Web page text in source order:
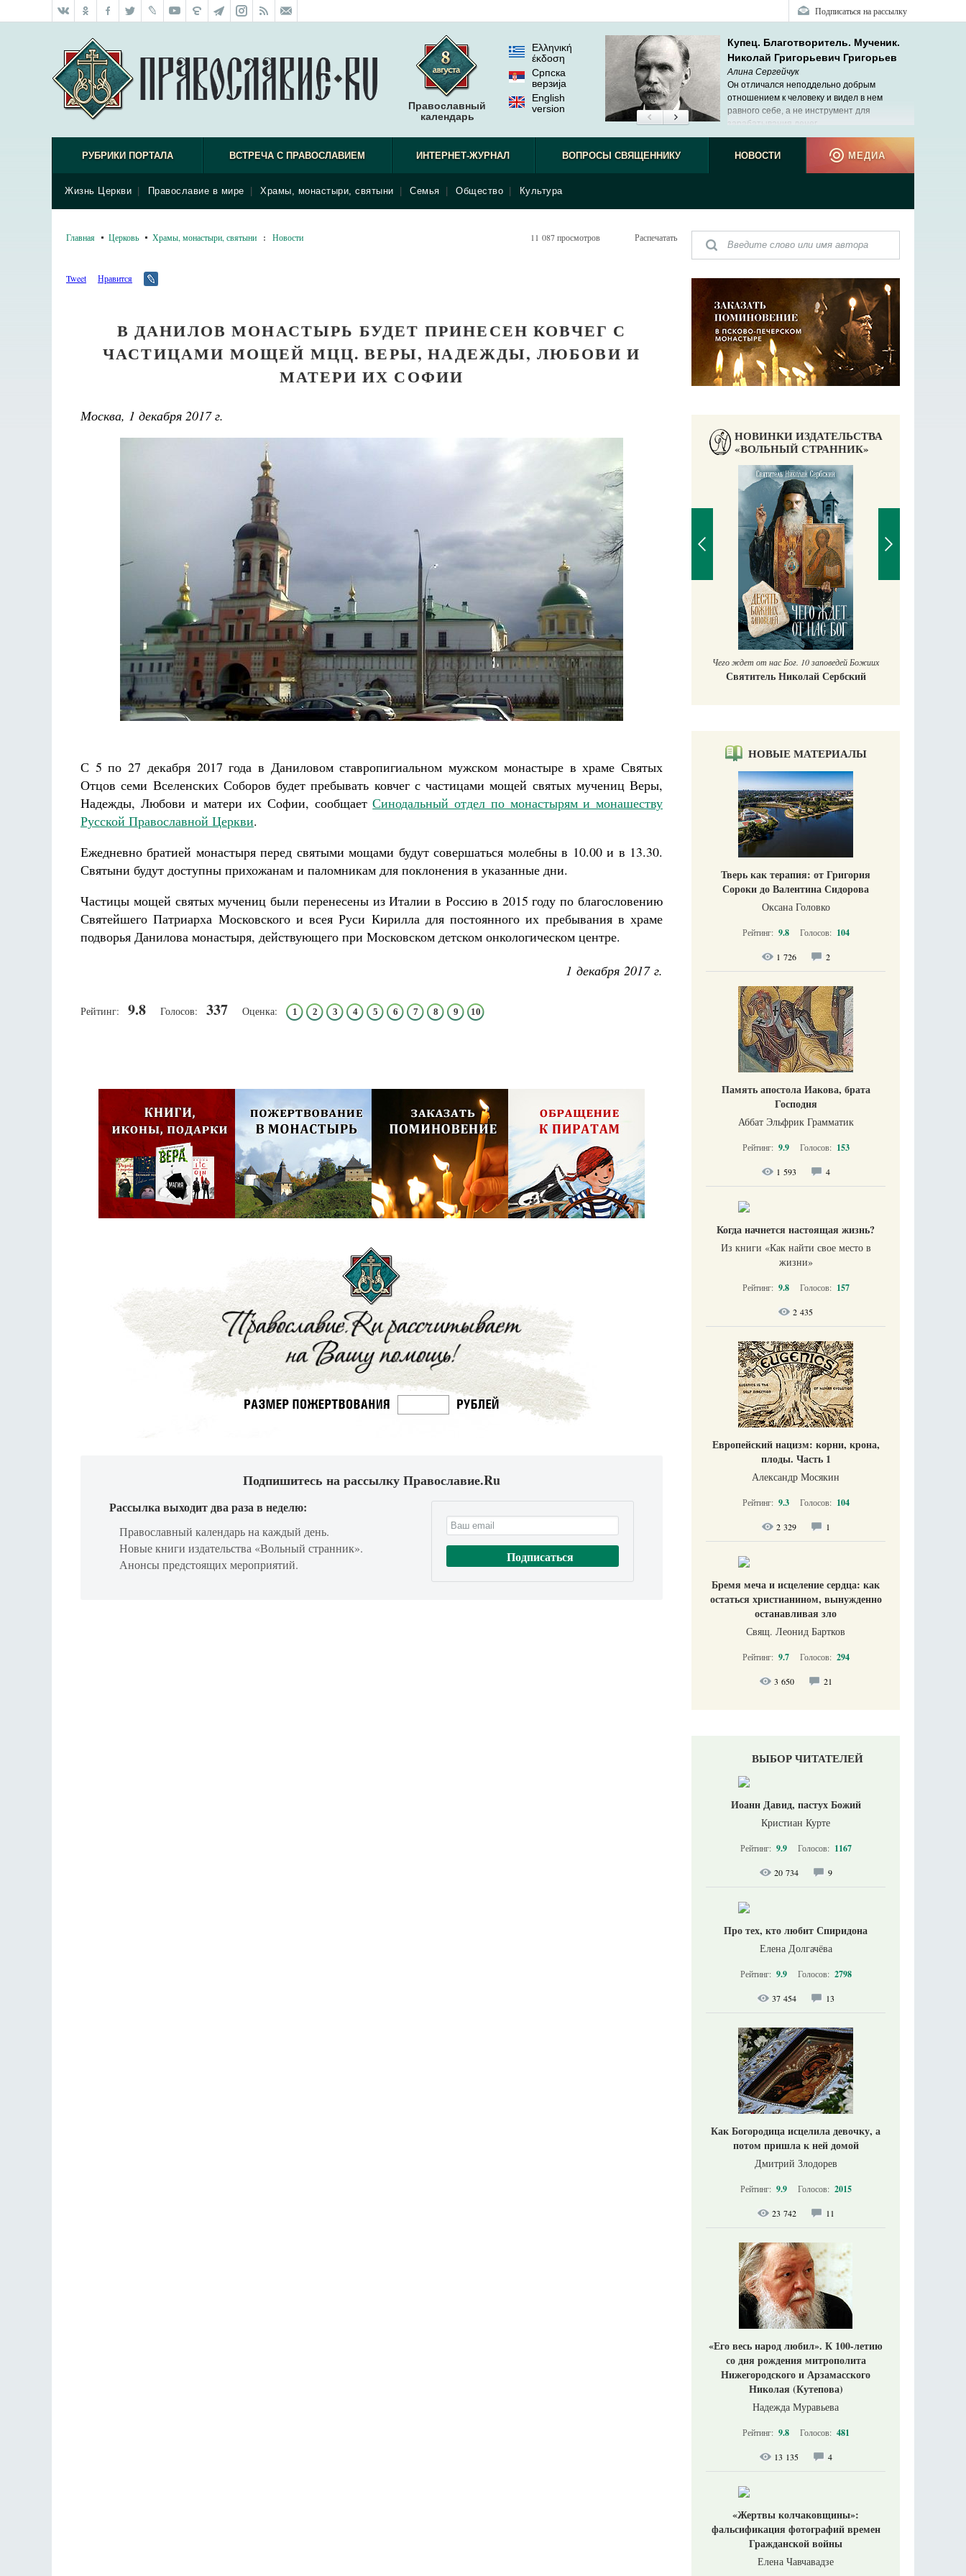
Подписаться на рассылку
Православный
календарь
Ελληνική
έκδοση
Српска
верзиjа
English
version
Купец. Благотворитель. Мученик.
Николай Григорьевич Григорьев
Алина Сергейчук
Он отличался неподдельно добрым
отношением к человеку и видел в нем
равного себе, а не инструмент для
зарабатывания денег.
РУБРИКИ ПОРТАЛА ВСТРЕЧА С ПРАВОСЛАВИЕМ ИНТЕРНЕТ-ЖУРНАЛ ВОПРОСЫ СВЯЩЕННИКУ НОВОСТИ
Жизнь Церкви Православие в мире Храмы, монастыри, святыни Семья Общество Культура
МЕДИА
Главная Церковь Храмы, монастыри, святыни : Новости 11 087 просмотров Распечатать
Tweet Нравится
В ДАНИЛОВ МОНАСТЫРЬ БУДЕТ ПРИНЕСЕН КОВЧЕГ С
ЧАСТИЦАМИ МОЩЕЙ МЦЦ. ВЕРЫ, НАДЕЖДЫ, ЛЮБОВИ И
МАТЕРИ ИХ СОФИИ
Москва, 1 декабря 2017 г.
С 5 по 27 декабря 2017 года в Даниловом ставропигиальном мужском монастыре в храме Святых
Отцов семи Вселенских Соборов будет пребывать ковчег с частицами мощей святых мучениц Веры,
Надежды, Любови и матери их Софии, сообщаетСинодальный отдел по монастырям и монашеству
Русской Православной Церкви.
Ежедневно братией монастыря перед святыми мощами будут совершаться молебны в 10.00 и в 13.30.
Святыни будут доступны прихожанам и паломникам для поклонения в указанные дни.
Частицы мощей святых мучениц были перенесены из Италии в Россию в 2015 году по благословению
Святейшего Патриарха Московского и всея Руси Кирилла для постоянного их пребывания в храме
подворья Данилова монастыря, действующего при Московском детском онкологическом центре.
1 декабря 2017 г.
Рейтинг: 9.8 Голосов: 337 Оценка: 1 2 3 4 5 6 7 8 9 10
Подпишитесь на рассылку Православие.Ru
Рассылка выходит два раза в неделю:
Православный календарь на каждый день.
Новые книги издательства «Вольный странник».
Анонсы предстоящих мероприятий.
НОВИНКИ ИЗДАТЕЛЬСТВА
«ВОЛЬНЫЙ СТРАННИК»
Разлуки не будет
Фредерика де Грааф Как найти своё место в жизни
Кирилл Мурышев
Великомученик Георгий Победоносец. Научись у
святого
Роман Котов Чего ждет от нас Бог. 10 заповедей Божиих
Святитель Николай Сербский
НОВЫЕ МАТЕРИАЛЫ
Тверь как терапия: от Григория
Сороки до Валентина Сидорова
Оксана Головко
Рейтинг: 9.8 Голосов: 104
1 726 2
Память апостола Иакова, брата
Господня
Аббат Эльфрик Грамматик
Рейтинг: 9.9 Голосов: 153
1 593 4
Когда начнется настоящая жизнь?
Из книги «Как найти свое место в
жизни​»
Рейтинг: 9.8 Голосов: 157
2 435
Европейский нацизм: корни, крона,
плоды. Часть 1
Александр Мосякин
Рейтинг: 9.3 Голосов: 104
2 329 1
Бремя меча и исцеление сердца: как
остаться христианином, вынужденно
останавливая зло
Свящ. Леонид Бартков
Рейтинг: 9.7 Голосов: 294
3 650 21
ВЫБОР ЧИТАТЕЛЕЙ
Иоанн Давид, пастух Божий
Кристиан Курте
Рейтинг: 9.9 Голосов: 1167
20 734 9
Про тех, кто любит Спиридона
Елена Долгачёва
Рейтинг: 9.9 Голосов: 2798
37 454 13
Как Богородица исцелила девочку, а
потом пришла к ней домой
Дмитрий Злодорев
Рейтинг: 9.9 Голосов: 2015
23 742 11
«Его весь народ любил». К 100-летию
со дня рождения митрополита
Нижегородского и Арзамасского
Николая (Кутепова)
Надежда Муравьева
Рейтинг: 9.8 Голосов: 481
13 135 4
«Жертвы колчаковщины»:
фальсификация фотографий времен
Гражданской войны
Елена Чавчавадзе